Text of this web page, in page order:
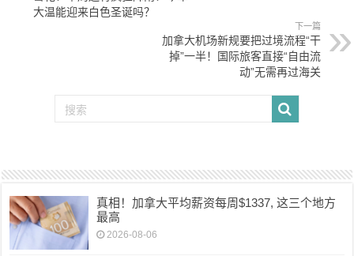
大温能迎来白色圣诞吗？
下一篇
加拿大机场新规要把过境流程“干
掉”一半！国际旅客直接“自由流
动”无需再过海关
真相！加拿大平均薪资每周$1337, 这三个地方
最高
2026-08-06